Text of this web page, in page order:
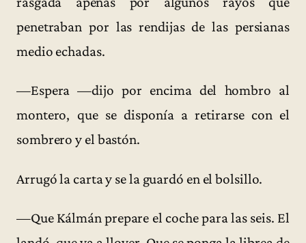
penetraban por las rendijas de las persianas
medio echadas.
—Espera —dijo por encima del hombro al
montero, que se disponía a retirarse con el
sombrero y el bastón.
Arrugó la carta y se la guardó en el bolsillo.
—Que Kálmán prepare el coche para las seis. El